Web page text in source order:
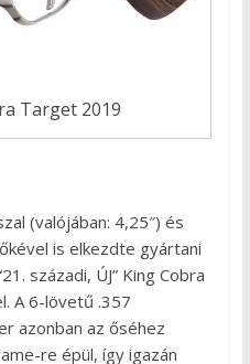
Target 2019
(valójában: 4,25″) és
is elkezdte gyártani
századi, ÚJ” King Cobra
A 6-lövetű .357
azonban az őséhez
re épül, így igazán